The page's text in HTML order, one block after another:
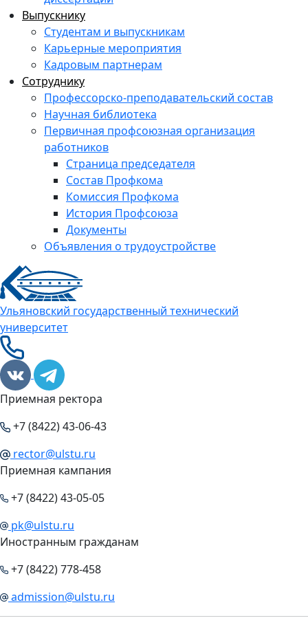
Выпускнику
Студентам и выпускникам
Карьерные мероприятия
Кадровым партнерам
Сотруднику
Профессорско-преподавательский состав
Научная библиотека
Первичная профсоюзная организация
работников
Страница председателя
Состав Профкома
Комиссия Профкома
История Профсоюза
Документы
Объявления о трудоустройстве
Ульяновский государственный технический
университет
Приемная ректора
+7 (8422) 43-06-43
rector@ulstu.ru
Приемная кампания
+7 (8422) 43-05-05
pk@ulstu.ru
Иностранным гражданам
+7 (8422) 778-458
admission@ulstu.ru